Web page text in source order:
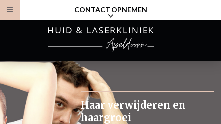
CONTACT OPNEMEN
Haar verwijderen en
haargroei